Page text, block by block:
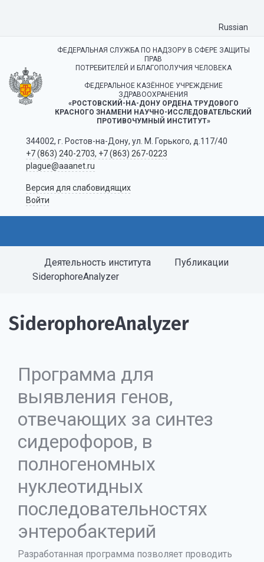
Russian
ФЕДЕРАЛЬНАЯ СЛУЖБА ПО НАДЗОРУ В СФЕРЕ ЗАЩИТЫ
ПРАВ
ПОТРЕБИТЕЛЕЙ И БЛАГОПОЛУЧИЯ ЧЕЛОВЕКА
ФЕДЕРАЛЬНОЕ КАЗЁННОЕ УЧРЕЖДЕНИЕ
ЗДРАВООХРАНЕНИЯ
«РОСТОВСКИЙ-НА-ДОНУ ОРДЕНА ТРУДОВОГО
КРАСНОГО ЗНАМЕНИ НАУЧНО-ИССЛЕДОВАТЕЛЬСКИЙ
ПРОТИВОЧУМНЫЙ ИНСТИТУТ»
344002, г. Ростов-на-Дону, ул. М. Горького, д.117/40
+7 (863) 240-2703, +7 (863) 267-0223
plague@aaanet.ru
Версия для слабовидящих
Войти
Деятельность института
Публикации
SiderophoreAnalyzer
SiderophoreAnalyzer
Программа для
выявления генов,
отвечающих за синтез
сидерофоров, в
полногеномных
нуклеотидных
последовательностях
энтеробактерий
Разработанная программа позволяет проводить